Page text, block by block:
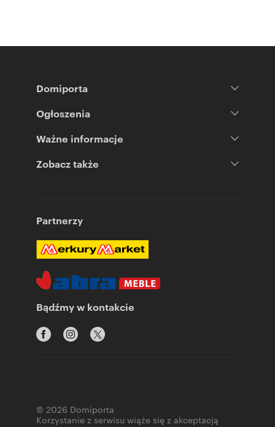
Domiporta
Ogłoszenia
Ważne informacje
Zobacz także
Partnerzy
Bądźmy w kontakcie
© 2026 Domiporta
Korzystanie z serwisu wiąże się z akceptacją